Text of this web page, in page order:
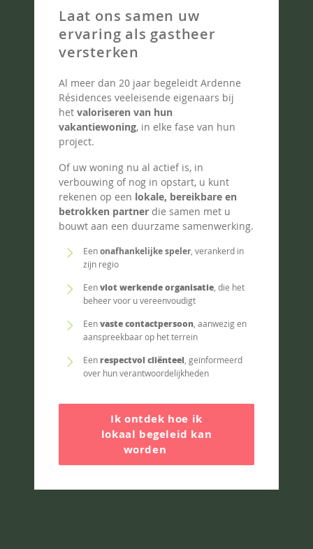
Laat ons samen uw
ervaring als gastheer
versterken
Al meer dan 20 jaar begeleidt Ardenne
Résidences veeleisende eigenaars bij
het valoriseren van hun
vakantiewoning, in elke fase van hun
project.
Of uw woning nu al actief is, in
verbouwing of nog in opstart, u kunt
rekenen op een lokale, bereikbare en
betrokken partner die samen met u
bouwt aan een duurzame samenwerking.
Eenonafhankelijke speler , verankerd in
zijn regio
Eenvlot werkende organisatie , die het
beheer voor u vereenvoudigt
Eenvaste contactpersoon aanwezig en
aanspreekbaar op het terrein
Eenrespectvol cliënteel , geïnformeerd
over hun verantwoordelijkheden
Ik ontdek hoe ik
lokaal begeleid kan
worden